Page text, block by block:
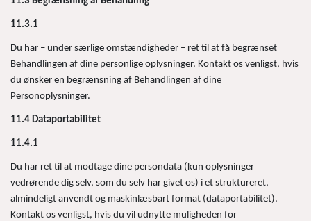
11.3.1
Du har – under særlige omstændigheder – ret til at få begrænset
Behandlingen af dine personlige oplysninger. Kontakt os venligst, hvis
du ønsker en begrænsning af Behandlingen af dine
Personoplysninger.
11.4 Dataportabilitet
11.4.1
Du har ret til at modtage dine persondata (kun oplysninger
vedrørende dig selv, som du selv har givet os) i et struktureret,
almindeligt anvendt og maskinlæsbart format (dataportabilitet).
Kontakt os venligst, hvis du vil udnytte muligheden for